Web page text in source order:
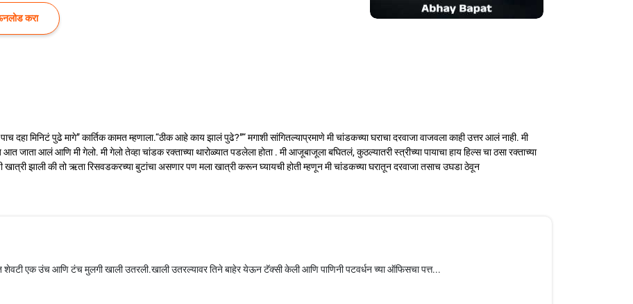
करा
दहा मिनिटं पुढे मागे” कार्तिक कामत म्हणाला.“ठीक आहे काय झालं पुढे?”“ मगाशी सांगितल्याप्रमाणे मी चांडकच्या घराचा दरवाजा वाजवला काही उत्तर आलं नाही. मी
जाता आलं आणि मी गेलो. मी गेलो तेव्हा चांडक रक्ताच्या थारोळ्यात पडलेला होता . मी आजूबाजूला बघितलं, कुठल्यातरी स्त्रीच्या पायाचा हाय हिल्स चा ठसा रक्ताच्या
खात्री झाली की तो ऋता रिसवडकरच्या बुटांचा असणार पण मला खात्री करून घ्यायची होती म्हणून मी चांडकच्या घरातून दरवाजा तसाच उघडा ठेवून
शेवटी एक उंच आणि टंच मुलगी खाली उतरली.खाली उतरल्यावर तिने बाहेर येऊन टॅक्सी केली आणि पाणिनी पटवर्धन च्या ऑफिसचा पत्त...